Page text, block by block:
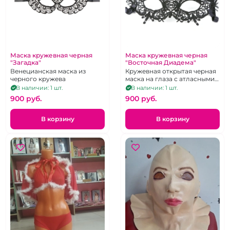
Маска кружевная черная
"Загадка"
Венецианская маска из
черного кружева
В наличии: 1 шт.
900 pуб.
В корзину
Маска кружевная черная
"Восточная Диадема"
Кружевная открытая черная
маска на глаза с атласными
завязочками
В наличии: 1 шт.
900 pуб.
В корзину